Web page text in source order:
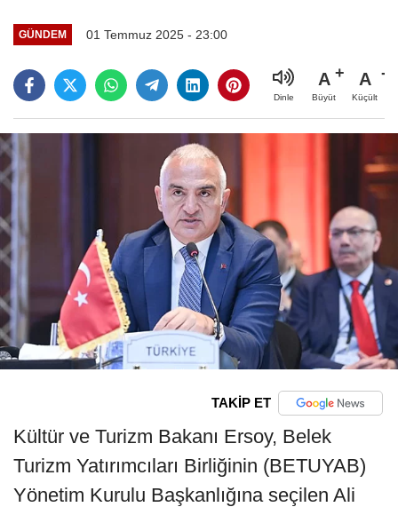
GÜNDEM 01 Temmuz 2025 - 23:00
Dinle
A
Büyüt
A
Küçült
TAKİP ET
Kültür ve Turizm Bakanı Ersoy, Belek
Turizm Yatırımcıları Birliğinin (BETUYAB)
Yönetim Kurulu Başkanlığına seçilen Ali